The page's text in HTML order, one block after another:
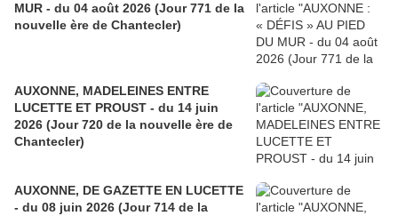
MUR - du 04 août 2026 (Jour 771 de la
nouvelle ère de Chantecler)
AUXONNE, MADELEINES ENTRE
LUCETTE ET PROUST - du 14 juin
2026 (Jour 720 de la nouvelle ère de
Chantecler)
AUXONNE, DE GAZETTE EN LUCETTE
- du 08 juin 2026 (Jour 714 de la